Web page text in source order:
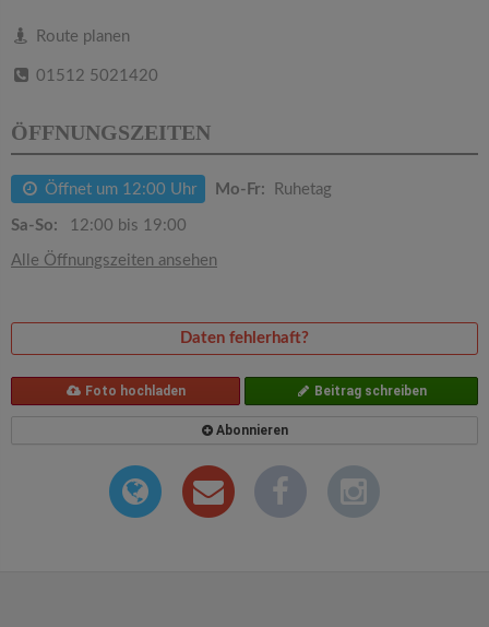
Route planen
01512 5021420
ÖFFNUNGSZEITEN
Öffnet um 12:00 Uhr Mo-Fr: Ruhetag
Sa-So: 12:00 bis 19:00
Alle Öffnungszeiten ansehen
Daten fehlerhaft?
Foto hochladen Beitrag schreiben
Abonnieren
g
a
t
i